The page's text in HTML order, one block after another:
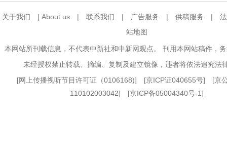
关于我们 | About us | 联系我们 | 广告服务 | 供稿服务 |
站地图
本网站所刊载信息，不代表中新社和中新网观点。 刊用本网站稿件，
未经授权禁止转载、摘编、复制及建立镜像，违者将依法追究法
[网上传播视听节目许可证（0106168)] [京ICP证040655号] [京
110102003042] [京ICP备05004340号-1]